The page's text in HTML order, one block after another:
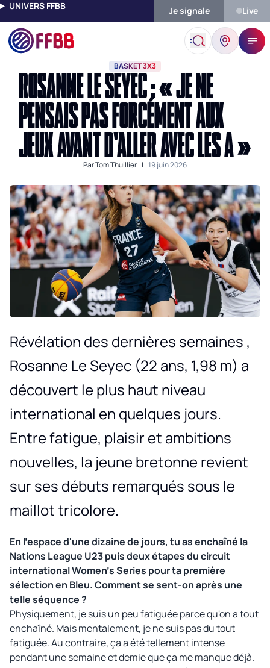
UNIVERS FFBB Je signale Live
Accueil Actualités Rosanne Le Seyec : « Je Ne
BASKET 3X3
ROSANNE LE SEYEC : « JE NE
PENSAIS PAS FORCÉMENT AUX
JEUX AVANT D'ALLER AVEC LES A »
ParTom Thuillier | 19 juin 2026
Révélation des dernières semaines ,
Rosanne Le Seyec (22 ans, 1,98 m) a
découvert le plus haut niveau
international en quelques jours.
Entre fatigue, plaisir et ambitions
nouvelles, la jeune bretonne revient
sur ses débuts remarqués sous le
maillot tricolore.
En l'espace d'une dizaine de jours, tu as enchaîné la
Nations League U23 puis deux étapes du circuit
international Women's Series pour ta première
sélection en Bleu. Comment se sent-on après une
telle séquence ?
Physiquement, je suis un peu fatiguée parce qu'on a tout
enchaîné. Mais mentalement, je ne suis pas du tout
fatiguée. Au contraire, ça a été tellement intense
pendant une semaine et demie que ça me manque déjà.